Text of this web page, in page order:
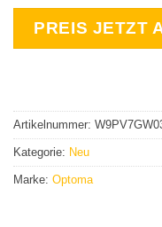
PREIS JETZT
Artikelnummer:
Kategorie: Neu
Marke: Optoma